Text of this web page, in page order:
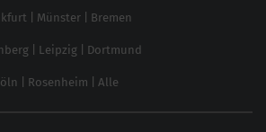
Münster Bremen
Leipzig Dortmund
Rosenheim Alle